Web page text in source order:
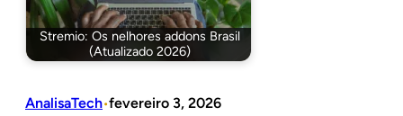
Stremio: Os nelhores addons Brasil
(Atualizado 2026)
AnalisaTech•fevereiro 3, 2026